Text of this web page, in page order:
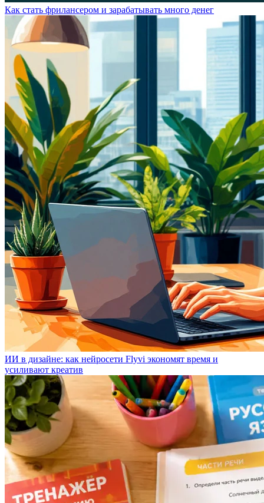
Как стать фрилансером и зарабатывать много денег
ИИ в дизайне: как нейросети Flyvi экономят время и
усиливают креатив